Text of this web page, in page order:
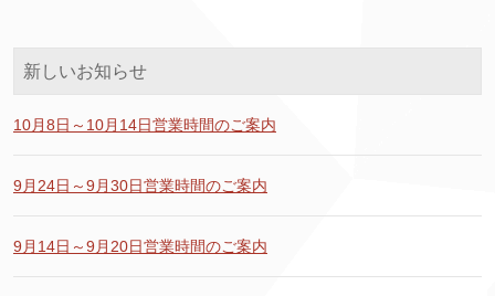
新しいお知らせ
10月8日～10月14日営業時間のご案内
9月24日～9月30日営業時間のご案内
9月14日～9月20日営業時間のご案内